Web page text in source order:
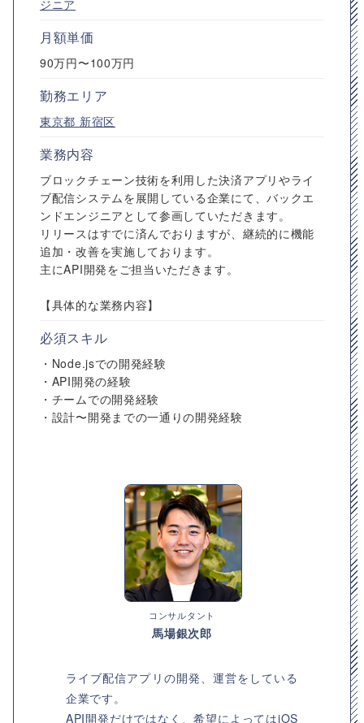
ジニア
月額単価
90万円〜100万円
勤務エリア
東京都 新宿区
業務内容
ブロックチェーン技術を利用した決済アプリやライ
ブ配信システムを展開している企業にて、バックエ
ンドエンジニアとして参画していただきます。
リリースはすでに済んでおりますが、継続的に機能
追加・改善を実施しております。
主にAPI開発をご担当いただきます。
【具体的な業務内容】
必須スキル
・Node.jsでの開発経験
・API開発の経験
・チームでの開発経験
・設計〜開発までの一通りの開発経験
コンサルタント
馬場銀次郎
ライブ配信アプリの開発、運営をしている
企業です。
API開発だけではなく、希望によってはiOS